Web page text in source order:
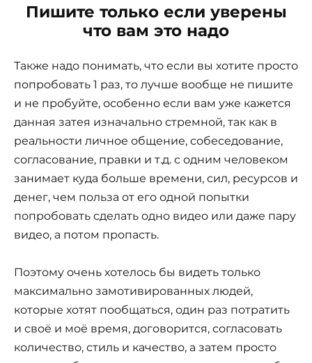
Пишите только если уверены
что вам это надо
Также надо понимать, что если вы хотите просто
попробовать 1 раз, то лучше вообще не пишите
и не пробуйте, особенно если вам уже кажется
данная затея изначально стремной, так как в
реальности личное общение, собеседование,
согласование, правки и т.д. с одним человеком
занимает куда больше времени, сил, ресурсов и
денег, чем польза от его одной попытки
попробовать сделать одно видео или даже пару
видео, а потом пропасть.
Поэтому очень хотелось бы видеть только
максимально замотивированных людей,
которые хотят пообщаться, один раз потратить
и своё и моё время, договорится, согласовать
количество, стиль и качество, а затем просто